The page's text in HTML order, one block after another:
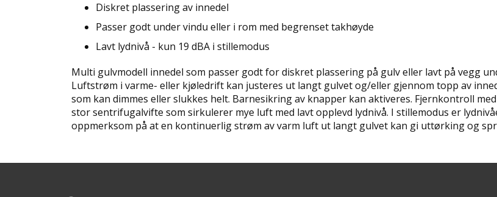
Diskret plassering av innedel
Passer godt under vindu eller i rom med begrenset takhøyde
Lavt lydnivå - kun 19 dBA i stillemodus
Multi gulvmodell innedel som passer godt for diskret plassering på gulv eller lavt på vegg
Luftstrøm i varme- eller kjøledrift kan justeres ut langt gulvet og/eller gjennom topp av
som kan dimmes eller slukkes helt. Barnesikring av knapper kan aktiveres. Fjernkontroll
stor sentrifugalvifte som sirkulerer mye luft med lavt opplevd lydnivå. I stillemodus er
oppmerksom på at en kontinuerlig strøm av varm luft ut langt gulvet kan gi uttørking og